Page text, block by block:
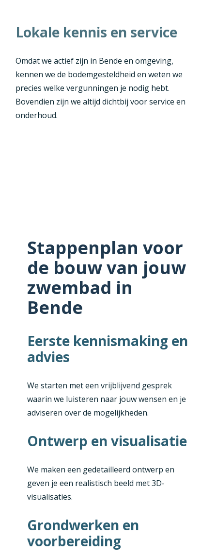
Lokale kennis en service
Omdat we actief zijn in Bende en omgeving,
kennen we de bodemgesteldheid en weten we
precies welke vergunningen je nodig hebt.
Bovendien zijn we altijd dichtbij voor service en
onderhoud.
Stappenplan voor
de bouw van jouw
zwembad in
Bende
Eerste kennismaking en
advies
We starten met een vrijblijvend gesprek
waarin we luisteren naar jouw wensen en je
adviseren over de mogelijkheden.
Ontwerp en visualisatie
We maken een gedetailleerd ontwerp en
geven je een realistisch beeld met 3D-
visualisaties.
Grondwerken en
voorbereiding